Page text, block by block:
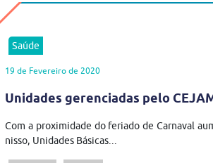
Saúde
19 de Fevereiro de 2020
Unidades gerenciadas pelo
Com a proximidade do feriado de Carnaval
nisso, Unidades Básicas...